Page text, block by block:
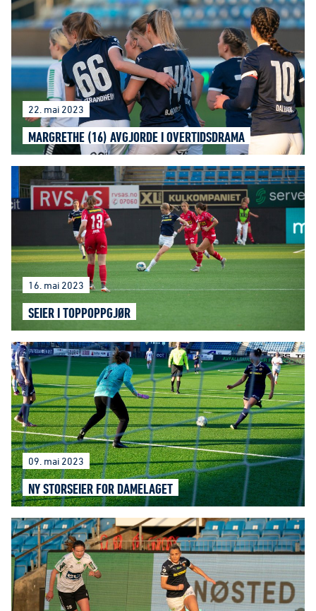
22. mai 2023
MARGRETHE (16) AVGJORDE I OVERTIDSDRAMA
16. mai 2023
SEIER I TOPPOPPGJØR
09. mai 2023
NY STORSEIER FOR DAMELAGET